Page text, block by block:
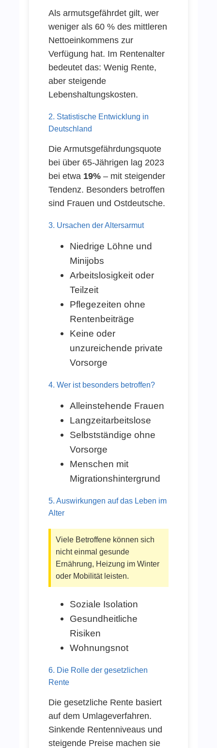
Als armutsgefährdet gilt, wer
weniger als 60 % des mittleren
Nettoeinkommens zur
Verfügung hat. Im Rentenalter
bedeutet das: Wenig Rente,
aber steigende
Lebenshaltungskosten.
2. Statistische Entwicklung in
Deutschland
Die Armutsgefährdungsquote
bei über 65-Jährigen lag 2023
bei etwa 19% – mit steigender
Tendenz. Besonders betroffen
sind Frauen und Ostdeutsche.
3. Ursachen der Altersarmut
Niedrige Löhne und
Minijobs
Arbeitslosigkeit oder
Teilzeit
Pflegezeiten ohne
Rentenbeiträge
Keine oder
unzureichende private
Vorsorge
4. Wer ist besonders betroffen?
Alleinstehende Frauen
Langzeitarbeitslose
Selbstständige ohne
Vorsorge
Menschen mit
Migrationshintergrund
5. Auswirkungen auf das Leben im
Alter
Viele Betroffene können sich
nicht einmal gesunde
Ernährung, Heizung im Winter
oder Mobilität leisten.
Soziale Isolation
Gesundheitliche
Risiken
Wohnungsnot
6. Die Rolle der gesetzlichen
Rente
Die gesetzliche Rente basiert
auf dem Umlageverfahren.
Sinkende Rentenniveaus und
steigende Preise machen sie